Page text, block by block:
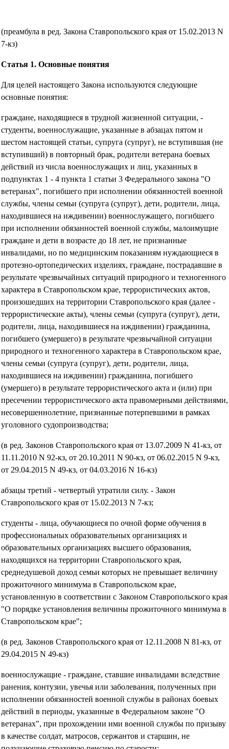
(преамбула в ред. Закона Ставропольского края от 15.02.2013 N
7-кз)
Статья 1. Основные понятия
Для целей настоящего Закона используются следующие
основные понятия:
граждане, находящиеся в трудной жизненной ситуации, -
студенты, военнослужащие, указанные в абзацах пятом и
шестом настоящей статьи, супруга (супруг), не вступившая (не
вступивший) в повторный брак, родители ветерана боевых
действий из числа военнослужащих и лиц, указанных в
подпунктах 1 - 4 пункта 1 статьи 3 Федерального закона "О
ветеранах", погибшего при исполнении обязанностей военной
службы, члены семьи (супруга (супруг), дети, родители, лица,
находившиеся на иждивении) военнослужащего, погибшего
при исполнении обязанностей военной службы, малоимущие
граждане и дети в возрасте до 18 лет, не признанные
инвалидами, но по медицинским показаниям нуждающиеся в
протезно-ортопедических изделиях, граждане, пострадавшие в
результате чрезвычайных ситуаций природного и техногенного
характера в Ставропольском крае, террористических актов,
произошедших на территории Ставропольского края (далее -
террористические акты), члены семьи (супруга (супруг), дети,
родители, лица, находившиеся на иждивении) гражданина,
погибшего (умершего) в результате чрезвычайной ситуации
природного и техногенного характера в Ставропольском крае,
члены семьи (супруга (супруг), дети, родители, лица,
находившиеся на иждивении) гражданина, погибшего
(умершего) в результате террористического акта и (или) при
пресечении террористического акта правомерными действиями,
несовершеннолетние, признанные потерпевшими в рамках
уголовного судопроизводства;
(в ред. Законов Ставропольского края от 13.07.2009 N 41-кз, от
11.11.2010 N 92-кз, от 20.10.2011 N 90-кз, от 06.02.2015 N 9-кз,
от 29.04.2015 N 49-кз, от 04.03.2016 N 16-кз)
абзацы третий - четвертый утратили силу. - Закон
Ставропольского края от 15.02.2013 N 7-кз;
студенты - лица, обучающиеся по очной форме обучения в
профессиональных образовательных организациях и
образовательных организациях высшего образования,
находящихся на территории Ставропольского края,
среднедушевой доход семьи которых не превышает величину
прожиточного минимума в Ставропольском крае,
установленную в соответствии с Законом Ставропольского края
"О порядке установления величины прожиточного минимума в
Ставропольском крае";
(в ред. Законов Ставропольского края от 12.11.2008 N 81-кз, от
29.04.2015 N 49-кз)
военнослужащие - граждане, ставшие инвалидами вследствие
ранения, контузии, увечья или заболевания, полученных при
исполнении обязанностей военной службы в районах боевых
действий в периоды, указанные в Федеральном законе "О
ветеранах", при прохождении ими военной службы по призыву
в качестве солдат, матросов, сержантов и старшин, не